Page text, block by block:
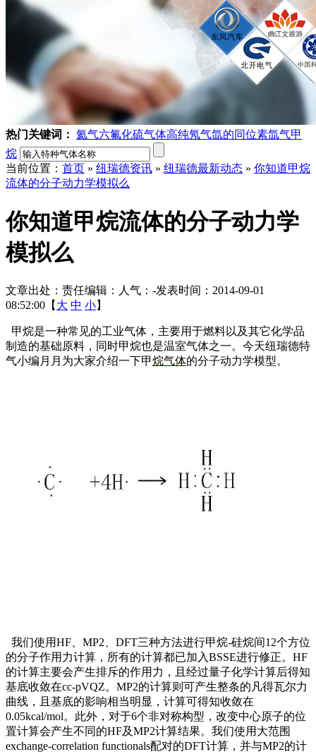
热门关键词： 氦气六氟化硫气体高纯氖气氙的同位素氙气甲
烷
当前位置： 首页 » 纽瑞德资讯 » 纽瑞德最新动态 » 你知道甲烷
流体的分子动力学模拟么
你知道甲烷流体的分子动力学
模拟么
文章出处： 责任编辑： 人气： -发表时间：2014-09-01
08:52:00【 大 中 小】
甲烷是一种常见的工业气体，主要用于燃料以及其它化学品
制造的基础原料，同时甲烷也是温室气体之一。今天纽瑞德特
气小编月月为大家介绍一下甲烷气体的分子动力学模型。
我们使用HF、MP2、DFT三种方法进行甲烷-硅烷间12个方位
的分子作用力计算，所有的计算都已加入BSSE进行修正。HF
的计算主要会产生排斥的作用力，且经过量子化学计算后得知
基底收敛在cc-pVQZ。MP2的计算则可产生整条的凡得瓦尔力
曲线，且基底的影响相当明显，计算可得知收敛在
0.05kcal/mol。此外，对于6个非对称构型，改变中心原子的位
置计算会产生不同的HF及MP2计算结果。我们使用大范围
exchange-correlation functionals配对的DFT计算，并与MP2的计